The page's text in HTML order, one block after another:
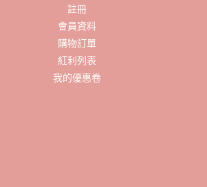
註冊
會員資料
購物訂單
紅利列表
我的優惠卷